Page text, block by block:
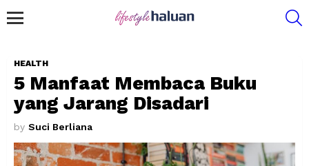
HEALTH
5 Manfaat Membaca Buku
yang Jarang Disadari
by Suci Berliana